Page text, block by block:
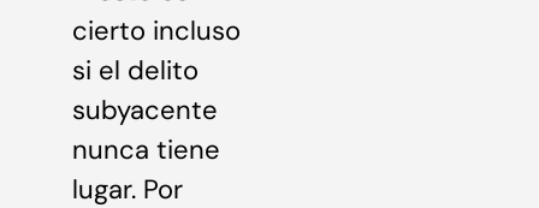
cierto incluso
si el delito
subyacente
nunca tiene
lugar. Por